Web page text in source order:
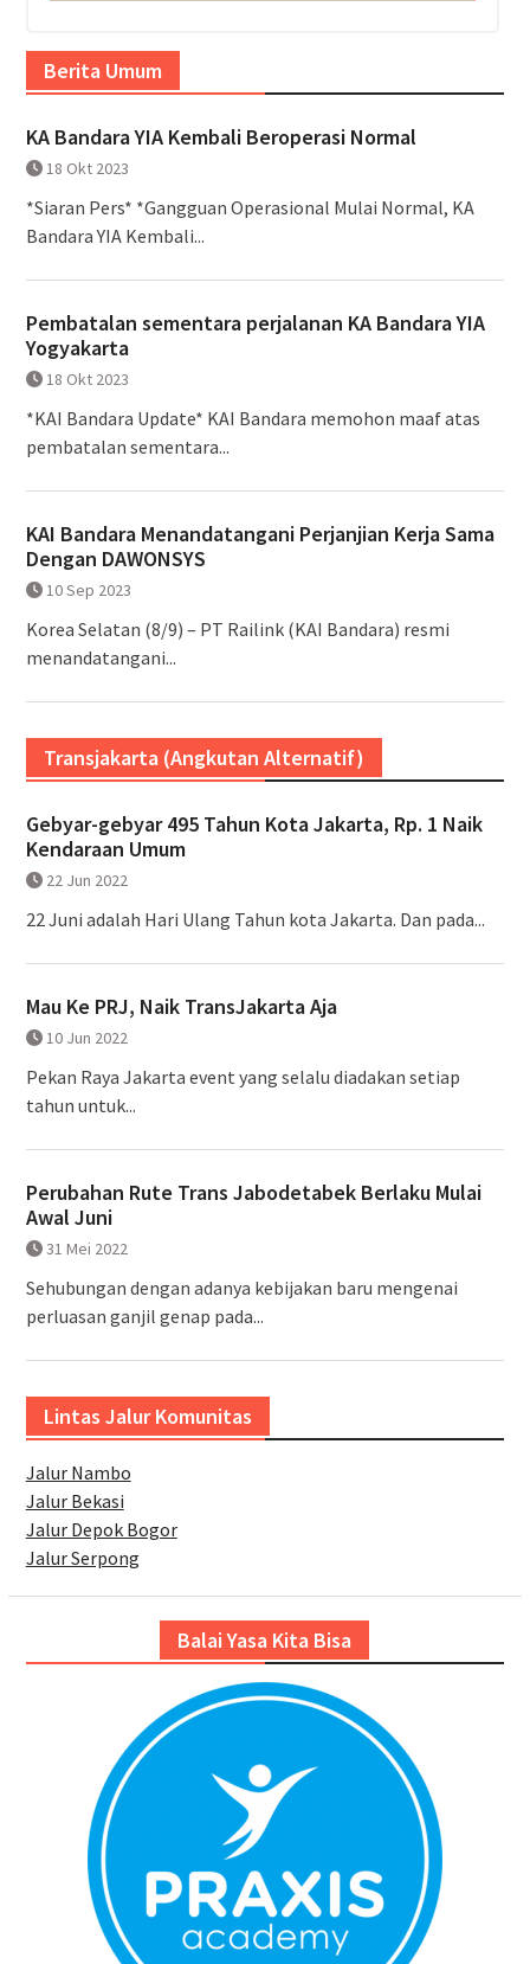
Berita Umum
KA Bandara YIA Kembali Beroperasi Normal
18 Okt 2023
*Siaran Pers* *Gangguan Operasional Mulai Normal, KA
Bandara YIA Kembali...
Pembatalan sementara perjalanan KA Bandara YIA
Yogyakarta
18 Okt 2023
*KAI Bandara Update* KAI Bandara memohon maaf atas
pembatalan sementara...
KAI Bandara Menandatangani Perjanjian Kerja Sama
Dengan DAWONSYS
10 Sep 2023
Korea Selatan (8/9) – PT Railink (KAI Bandara) resmi
menandatangani...
Transjakarta (Angkutan Alternatif)
Gebyar-gebyar 495 Tahun Kota Jakarta, Rp. 1 Naik
Kendaraan Umum
22 Jun 2022
22 Juni adalah Hari Ulang Tahun kota Jakarta. Dan pada...
Mau Ke PRJ, Naik TransJakarta Aja
10 Jun 2022
Pekan Raya Jakarta event yang selalu diadakan setiap
tahun untuk...
Perubahan Rute Trans Jabodetabek Berlaku Mulai
Awal Juni
31 Mei 2022
Sehubungan dengan adanya kebijakan baru mengenai
perluasan ganjil genap pada...
Lintas Jalur Komunitas
Jalur Nambo
Jalur Bekasi
Jalur Depok Bogor
Jalur Serpong
Balai Yasa Kita Bisa